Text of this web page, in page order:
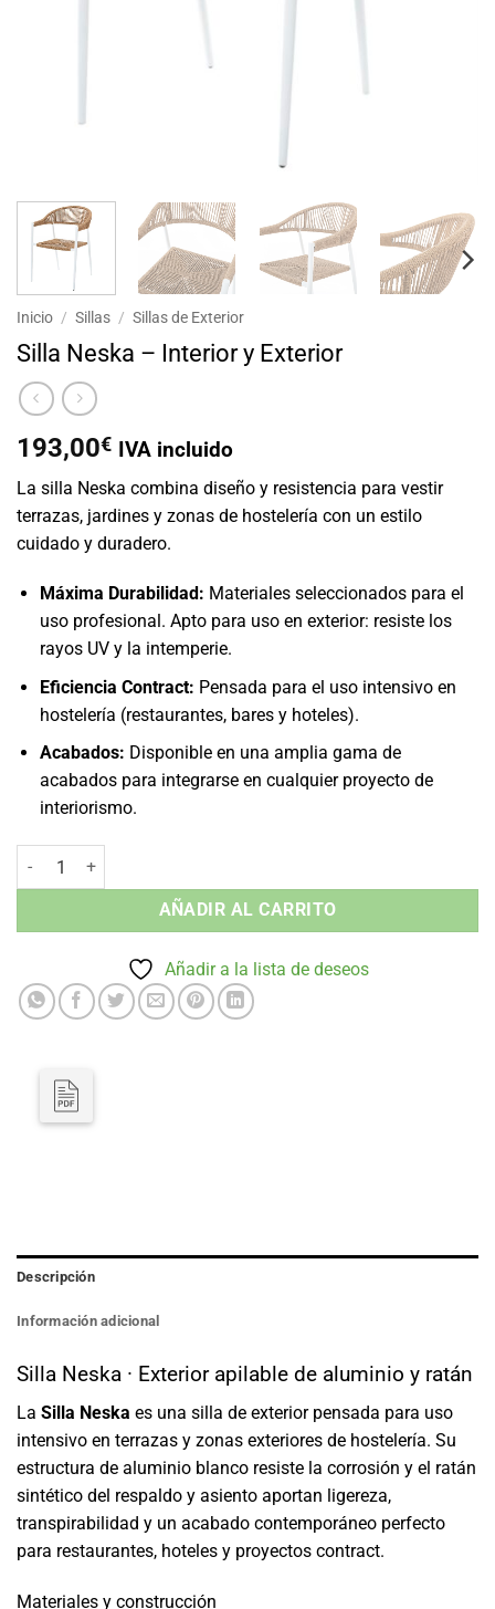
Inicio / Sillas / Sillas de Exterior
Silla Neska – Interior y Exterior
193,00€ IVA incluido
La silla Neska combina diseño y resistencia para vestir
terrazas, jardines y zonas de hostelería con un estilo
cuidado y duradero.
Máxima Durabilidad: Materiales seleccionados para el
uso profesional. Apto para uso en exterior: resiste los
rayos UV y la intemperie.
Eficiencia Contract: Pensada para el uso intensivo en
hostelería (restaurantes, bares y hoteles).
Acabados: Disponible en una amplia gama de
acabados para integrarse en cualquier proyecto de
interiorismo.
Silla Neska - Interior y Exterior cantidad
AÑADIR AL CARRITO
Añadir a la lista de deseos
Descripción
Información adicional
Silla Neska · Exterior apilable de aluminio y ratán
La Silla Neska es una silla de exterior pensada para uso
intensivo en terrazas y zonas exteriores de hostelería. Su
estructura de aluminio blanco resiste la corrosión y el ratán
sintético del respaldo y asiento aportan ligereza,
transpirabilidad y un acabado contemporáneo perfecto
para restaurantes, hoteles y proyectos contract.
Materiales y construcción